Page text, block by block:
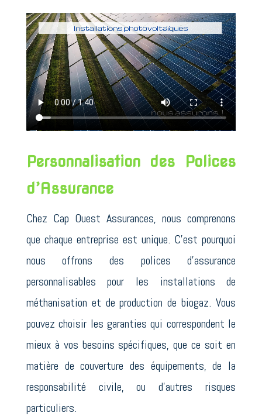
Personnalisation des Polices
d’Assurance
Chez Cap Ouest Assurances, nous comprenons
que chaque entreprise est unique. C’est pourquoi
nous offrons des polices d’assurance
personnalisables pour les installations de
méthanisation et de production de biogaz. Vous
pouvez choisir les garanties qui correspondent le
mieux à vos besoins spécifiques, que ce soit en
matière de couverture des équipements, de la
responsabilité civile, ou d’autres risques
particuliers.